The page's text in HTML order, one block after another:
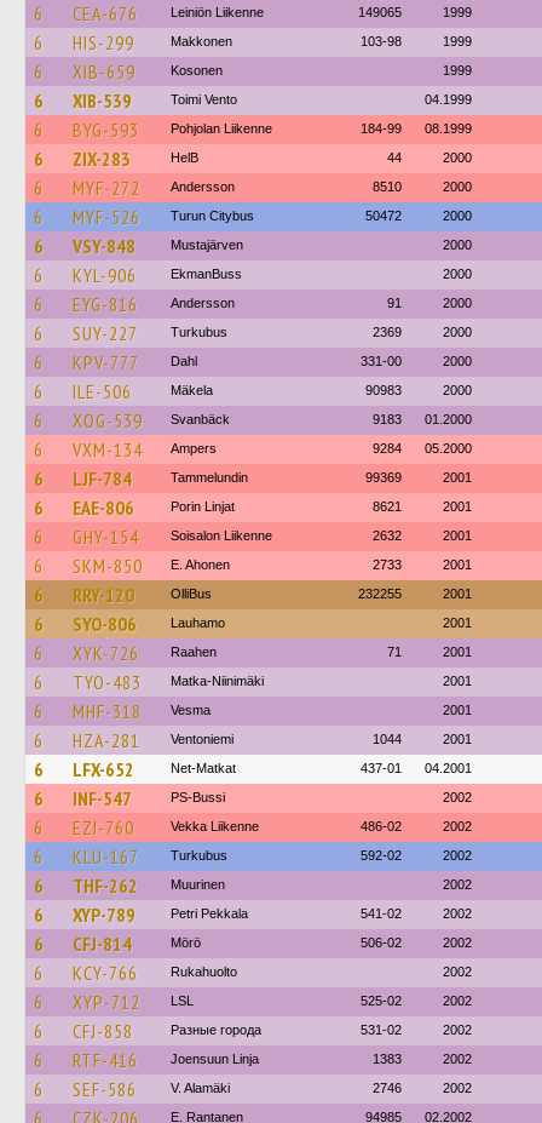
6 CEA-676 Leiniön Liikenne 149065 1999
6 HIS-299 Makkonen 103-98 1999
6 XIB-659 Kosonen 1999
6 XIB-539 Toimi Vento 04.1999
6 BYG-593 Pohjolan Liikenne 184-99 08.1999
6 ZIX-283 HelB 44 2000
6 MYF-272 Andersson 8510 2000
6 MYF-526 Turun Citybus 50472 2000
6 VSY-848 Mustajärven 2000
6 KYL-906 EkmanBuss 2000
6 EYG-816 Andersson 91 2000
6 SUY-227 Turkubus 2369 2000
6 KPV-777 Dahl 331-00 2000
6 ILE-506 Mäkela 90983 2000
6 XOG-539 Svanbäck 9183 01.2000
6 VXM-134 Ampers 9284 05.2000
6 LJF-784 Tammelundin 99369 2001
6 EAE-806 Porin Linjat 8621 2001
6 GHY-154 Soisalon Liikenne 2632 2001
6 SKM-850 E. Ahonen 2733 2001
6 RRY-120 OlliBus 232255 2001
6 SYO-806 Lauhamo 2001
6 XYK-726 Raahen 71 2001
6 TYO-483 Matka-Niinimäki 2001
6 MHF-318 Vesma 2001
6 HZA-281 Ventoniemi 1044 2001
6 LFX-652 Net-Matkat 437-01 04.2001
6 INF-547 PS-Bussi 2002
6 EZI-760 Vekka Liikenne 486-02 2002
6 KLU-167 Turkubus 592-02 2002
6 THF-262 Muurinen 2002
6 XYP-789 Petri Pekkala 541-02 2002
6 CFJ-814 Mörö 506-02 2002
6 KCY-766 Rukahuolto 2002
6 XYP-712 LSL 525-02 2002
6 CFJ-858 Разные города 531-02 2002
6 RTF-416 Joensuun Linja 1383 2002
6 SEF-586 V. Alamäki 2746 2002
6 CZK-206 E. Rantanen 94985 02.2002